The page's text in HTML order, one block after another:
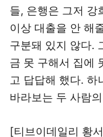
들, 은행은 그저 강
이상 대출을 안 해
구분돼 있지 않다.
금 못 구해서 집에
고 답답해 했다. 하
바라보는 두 사람
[티브이데일리 황